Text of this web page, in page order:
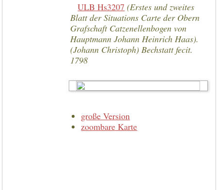
ULB Hs3207 (Erstes und zweites
Blatt der Situations Carte der Obern
Grafschaft Catzenellenbogen von
Hauptmann Johann Heinrich Haas).
(Johann Christoph) Bechstatt fecit.
1798
große Version
zoombare Karte